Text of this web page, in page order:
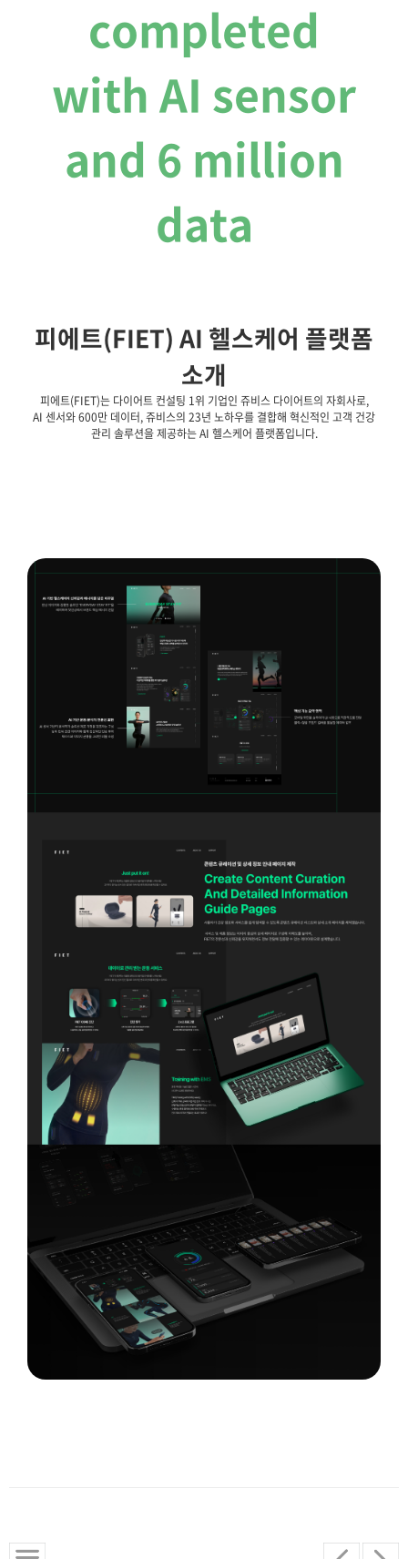
completed
with AI sensor
and 6 million
data
피에트(FIET) AI 헬스케어 플랫폼
소개
피에트(FIET)는 다이어트 컨설팅 1위 기업인 쥬비스 다이어트의 자회사로,
AI 센서와 600만 데이터, 쥬비스의 23년 노하우를 결합해 혁신적인 고객 건강
관리 솔루션을 제공하는 AI 헬스케어 플랫폼입니다.